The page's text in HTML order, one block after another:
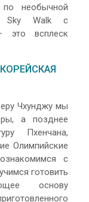
необычной
Sky Walk с
это всплеск
Чхунджу мы
а позднее
Пхенчана,
Олимпийские
с
готовить
основу